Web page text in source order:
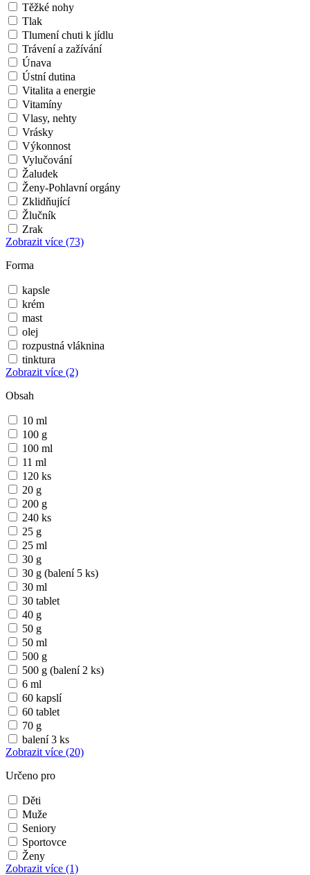
Těžké nohy
Tlak
Tlumení chuti k jídlu
Trávení a zažívání
Únava
Ústní dutina
Vitalita a energie
Vitamíny
Vlasy, nehty
Vrásky
Výkonnost
Vylučování
Žaludek
Ženy-Pohlavní orgány
Zklidňující
Žlučník
Zrak
Zobrazit více (73)
Forma
kapsle
krém
mast
olej
rozpustná vláknina
tinktura
Zobrazit více (2)
Obsah
10 ml
100 g
100 ml
11 ml
120 ks
20 g
200 g
240 ks
25 g
25 ml
30 g
30 g (balení 5 ks)
30 ml
30 tablet
40 g
50 g
50 ml
500 g
500 g (balení 2 ks)
6 ml
60 kapslí
60 tablet
70 g
balení 3 ks
Zobrazit více (20)
Určeno pro
Děti
Muže
Seniory
Sportovce
Ženy
Zobrazit více (1)